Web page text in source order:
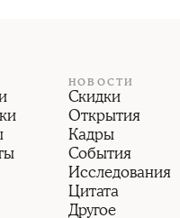
НОВОСТИ
Скидки
Открытия
Кадры
События
Исследования
Цитата
Другое